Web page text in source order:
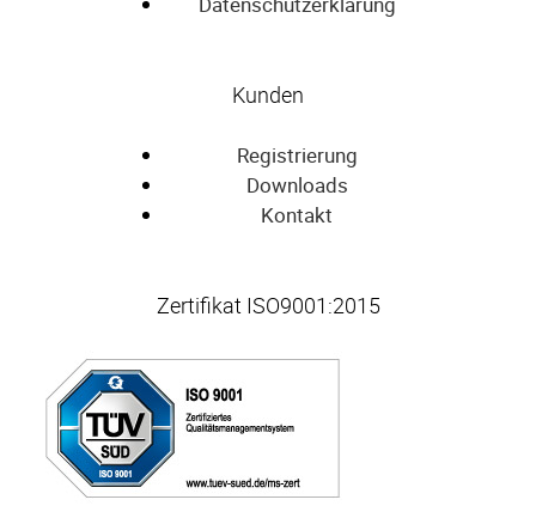
Kunden
Registrierung
Downloads
Kontakt
Zertifikat ISO9001:2015